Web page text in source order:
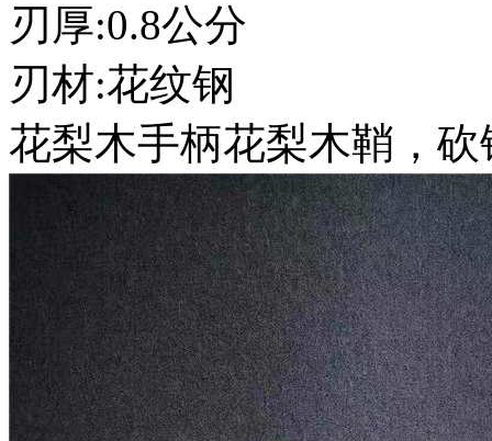
刃厚:0.8公分
刃材:花纹钢
花​梨木手柄花梨木鞘，